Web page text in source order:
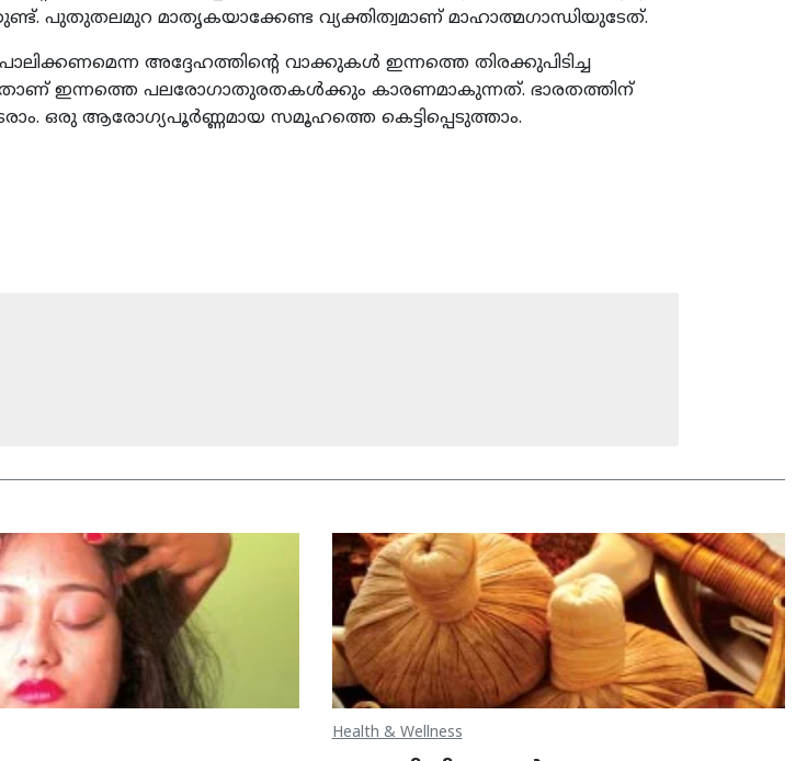
പുതുതലമുറ മാതൃകയാക്കേണ്ട വ്യക്തിത്വമാണ് മാഹാത്മഗാന്ധിയുടേത്.
അദ്ദേഹത്തിന്‍റെ വാക്കുകള്‍ ഇന്നത്തെ തിരക്കുപിടിച്ച
ഇന്നത്തെ പലരോഗാതുരതകള്‍ക്കും കാരണമാകുന്നത്. ഭാരതത്തിന്
ഒരു ആരോഗ്യപൂര്‍ണ്ണമായ സമൂഹത്തെ കെട്ടിപ്പെടുത്താം.
Health & Wellness